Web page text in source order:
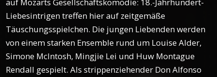
Liebesintrigen treffen hier auf zeitgemäße
Täuschungsspielchen. Die jungen Liebenden werden
von einem starken Ensemble rund um Louise Alder,
Simone McIntosh, Mingjie Lei und Huw Montague
Rendall gespielt. Als strippenziehender Don Alfonso